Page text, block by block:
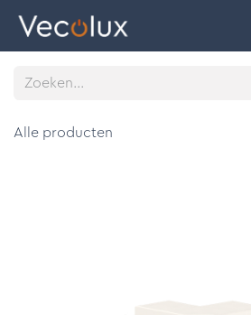
Alle producten